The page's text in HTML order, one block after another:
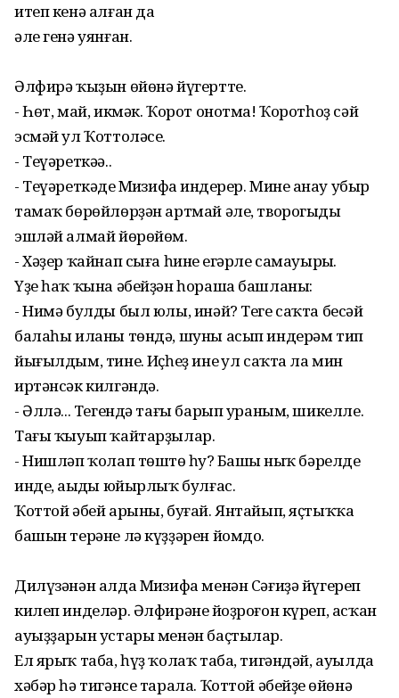
итеп кенә алған да
әле генә уянған.
Әлфирә ҡыҙын өйөнә йүгертте.
- Һөт, май, икмәк. Ҡорот онотма! Ҡоротһоҙ сәй
эсмәй ул Ҡоттоләсең.
- Теүәреткәә..
- Теүәреткәңде Миңзифаң индерер. Минең анау убыр
тамаҡ бөрөйлөрҙән артмай әле, творогыңды
эшләй алмай йөрөйөм.
- Хәҙер ҡайнап сыға һинең егәрле самауырың.
Үҙе һаҡ ҡына әбейҙән һораша башланы:
- Нимә булды был юлы, инәй? Теге саҡта бесәй
балаһы иланы төндә, шуны асып индерәм тип
йығылдым, тинең. Иҫһеҙ инең ул саҡта ла мин
иртәнсәк килгәндә.
- Әллә... Тегендә тағы барып ураным, шикелле.
Тағы ҡыуып ҡайтарҙылар.
- Нишләп ҡолап төштөң һуң? Башың ныҡ бәрелде
инде, аңыңды юйырлыҡ булғас.
Ҡоттой әбей арыны, буғай. Янтайып, яҫтыҡҡа
башын терәне лә күҙҙәрен йомдо.
Дилүзәнән алда Миңзифа менән Сәғиҙә йүгереп
килеп инделәр. Әлфирәнең йоҙроғон күреп, асҡан
ауыҙҙарын устары менән баҫтылар.
Ел ярыҡ таба, һүҙ ҡолаҡ таба, тигәндәй, ауылда
хәбәр һә тигәнсе тарала. Ҡоттой әбейҙең өйөнә